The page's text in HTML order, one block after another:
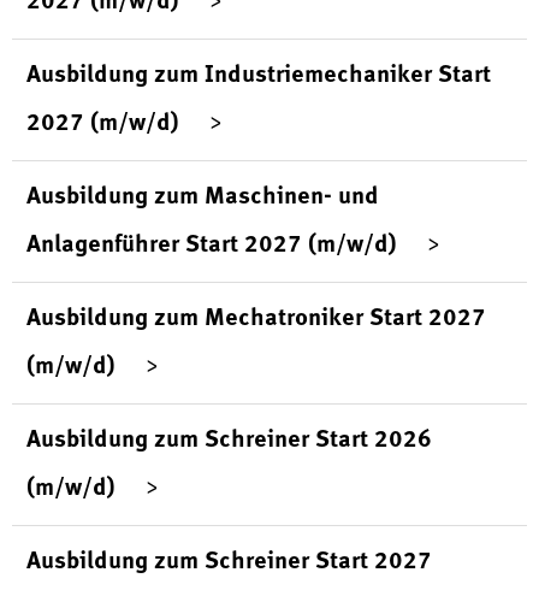
Ausbildung zum Industriemechaniker Start
2027 (m/w/d)
Ausbildung zum Maschinen- und
Anlagenführer Start 2027 (m/w/d)
Ausbildung zum Mechatroniker Start 2027
(m/w/d)
Ausbildung zum Schreiner Start 2026
(m/w/d)
Ausbildung zum Schreiner Start 2027